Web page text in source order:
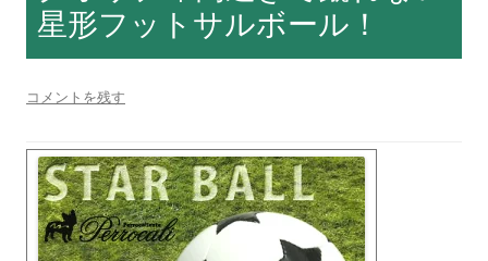
星形フットサルボール！
コメントを残す